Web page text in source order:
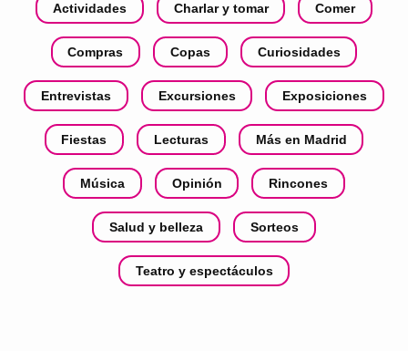
Actividades Charlar y tomar Comer
Compras Copas Curiosidades
Entrevistas Excursiones Exposiciones
Fiestas Lecturas Más en Madrid
Música Opinión Rincones
Salud y belleza Sorteos
Teatro y espectáculos